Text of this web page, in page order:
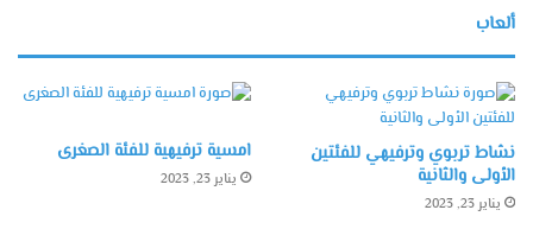
ألعاب
نشاط تربوي وترفيهي للفئتين
الأولى والثانية
يناير 23, 2023
امسية ترفيهية للفئة الصغرى
يناير 23, 2023